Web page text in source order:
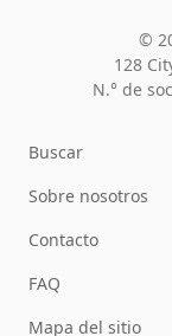
©
128
N.° de
Buscar
Sobre nosotros
Contacto
FAQ
Mapa del sitio